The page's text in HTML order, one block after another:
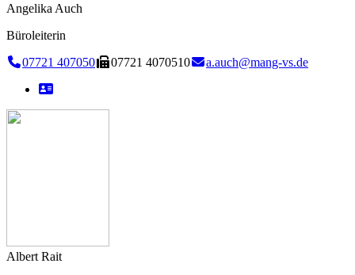
Angelika Auch
Büroleiterin
07721 407050
07721 4070510 a.auch@mang-vs.de
Albert Rait